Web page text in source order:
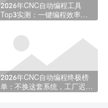
2026年CNC自动编程工具
Top3实测：一键编程效率选
2026年CNC自动编程终极榜
单：不换这套系统，工厂迟早